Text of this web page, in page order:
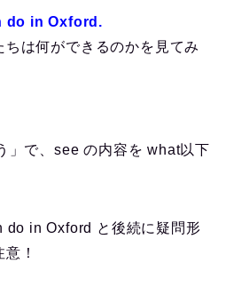
do in Oxford.
は何ができるのかを見てみ
」で、see の内容を what以下
do in Oxford と後続に疑問形
！